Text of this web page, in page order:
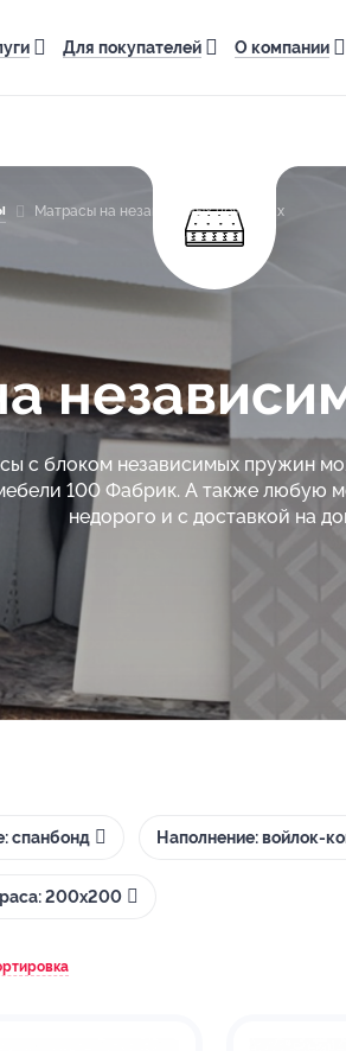
Для покупателей О компании
Матрасы на независимых пружинах
с блоком независимых пружин
100 Фабрик. А также любую
недорого и с доставкой на
спанбонд Наполнение: войлок-
200х200